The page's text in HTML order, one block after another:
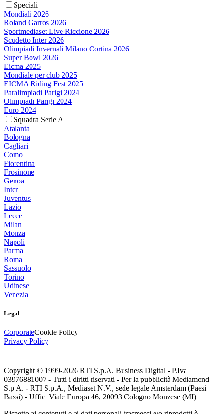
Speciali
Mondiali 2026
Roland Garros 2026
Sportmediaset Live Riccione 2026
Scudetto Inter 2026
Olimpiadi Invernali Milano Cortina 2026
Super Bowl 2026
Eicma 2025
Mondiale per club 2025
EICMA Riding Fest 2025
Paralimpiadi Parigi 2024
Olimpiadi Parigi 2024
Euro 2024
Squadra Serie A
Atalanta
Bologna
Cagliari
Como
Fiorentina
Frosinone
Genoa
Inter
Juventus
Lazio
Lecce
Milan
Monza
Napoli
Parma
Roma
Sassuolo
Torino
Udinese
Venezia
Legal
CorporateCookie Policy
Privacy Policy
Copyright © 1999-2026 RTI S.p.A. Business Digital - P.Iva
03976881007 - Tutti i diritti riservati - Per la pubblicità Mediamond
S.p.A. - RTI S.p.A., Mediaset N.V., sede legale Amsterdam (Paesi
Bassi) - Uffici Viale Europa 46, 20093 Cologno Monzese (MI)